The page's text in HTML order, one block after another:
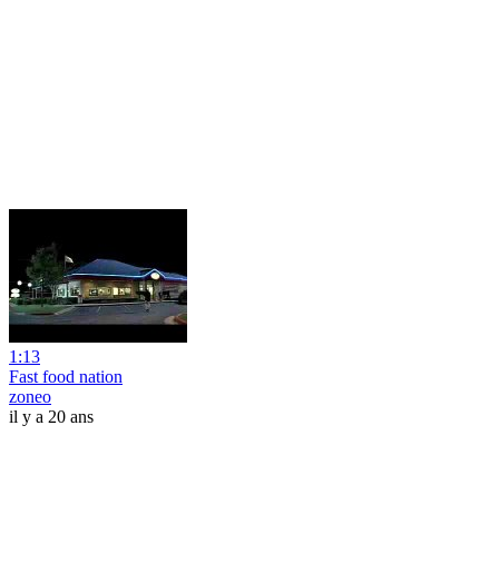
1:13
Fast food nation
zoneo
il y a 20 ans